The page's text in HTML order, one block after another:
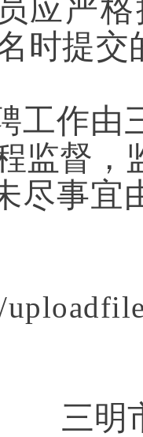
应严
时提交
工作由
监督，
尽事宜
三明